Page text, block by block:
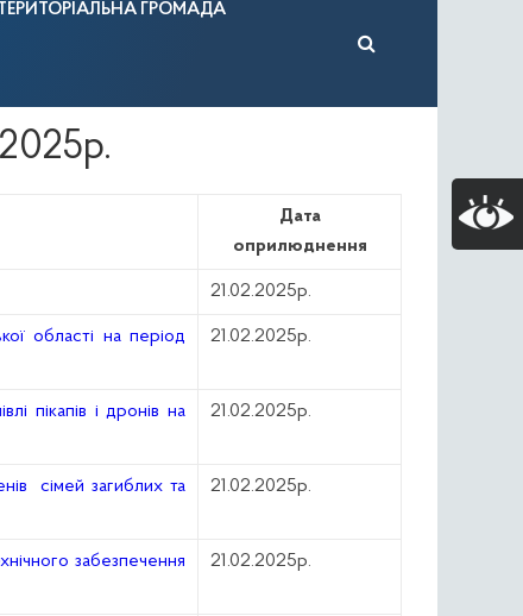
ГРОМАДА
Дата
оприлюднення
21.02.2025р.
області на період
21.02.2025р.
пікапів і дронів на
21.02.2025р.
сімей загиблих та
21.02.2025р.
забезпечення
21.02.2025р.